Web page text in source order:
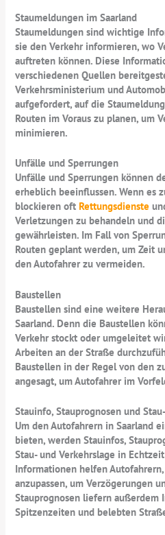
Staumeldungen im Saarland
Staumeldungen sind wichtige
sie den Verkehr informieren, wo
auftreten können. Diese
verschiedenen Quellen
Verkehrsministerium und
aufgefordert, auf die
Routen im Voraus zu planen, um
minimieren.
Unfälle und Sperrungen
Unfälle und Sperrungen können
erheblich beeinflussen. Wenn es
blockieren oftRettungsdienste
Verletzungen zu behandeln und
gewährleisten. Im Fall von
Routen geplant werden, um Zeit
den Autofahrer zu vermeiden.
Baustellen
Baustellen sind eine weitere
Saarland. Denn die Baustellen
Verkehr stockt oder umgeleitet
Arbeiten an der Straße
Baustellen in der Regel von den
angesagt, um Autofahrer im
Stauinfo, Stauprognosen und
Um den Autofahrern in Saarland
bieten, werden Stauinfos,
Stau- und Verkehrslage in
Informationen helfen
anzupassen, um Verzögerungen
Stauprognosen liefern außerdem
Spitzenzeiten und belebten